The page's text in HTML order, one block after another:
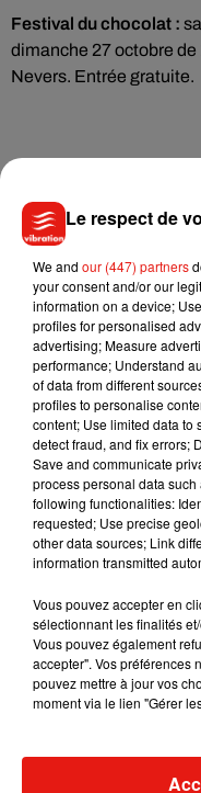
Festival du chocolat :
dimanche 27 octobre de
Nevers. Entrée gratuite.
7
7
Le respect de
We and our (447) partners
your consent and/or our
information on a device;
profiles for personalised
advertising; Measure
performance; Understand
of data from different
profiles to personalise
content; Use limited data to
detect fraud, and fix errors;
Save and communicate
process personal data
following functionalities:
requested; Use precise
other data sources; Link
information transmitted
Vous pouvez accepter en
sélectionnant les finalités
Vous pouvez également
accepter". Vos préférences
pouvez mettre à jour vos
moment via le lien "Gérer